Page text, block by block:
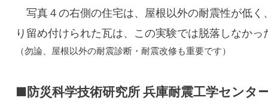
写真４の右側の住宅は、屋根以外の耐震性が低
り留め付けられた瓦は、この実験では脱落しなか
（勿論、屋根以外の耐震診断・耐震改修も重要です）
■防災科学技術研究所 兵庫耐震工学センタ